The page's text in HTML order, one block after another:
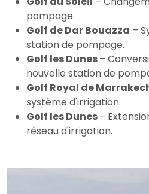
pompage
Golf de Dar Bouazza –
station de pompage.
Golf les Dunes–
nouvelle station de
Golf Royal de
système d'irrigation.
Golf les Dunes–
réseau d'irrigation.